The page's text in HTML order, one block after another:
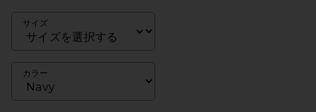
サイズ
カラー